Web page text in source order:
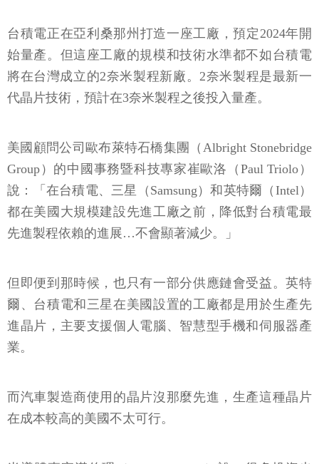
台積電正在亞利桑那州打造一座工廠，預定2024年開
始量產。但這座工廠的規模和技術水準都不如台積電
將在台灣成立的2奈米製程新廠。2奈米製程是最新一
代晶片技術，預計在3奈米製程之後投入量產。
美國顧問公司歐布萊特石橋集團（Albright Stonebridge
Group）的中國事務暨科技專家崔歐洛（Paul Triolo）
說：「在台積電、三星（Samsung）和英特爾（Intel）
都在美國大規模建設先進工廠之前，降低對台積電最
先進製程依賴的進展…不會顯著減少。」
但即便到那時候，也只有一部分供應鏈會受益。英特
爾、台積電和三星在美國設置的工廠都是用於生產先
進晶片，主要支援個人電腦、智慧型手機和伺服器產
業。
而汽車製造商使用的晶片沒那麼先進，生產這種晶片
在成本較高的美國不太可行。